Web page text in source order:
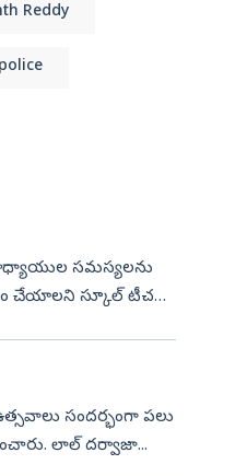
Reddy
సమస్యలను
చేయాలని స్కూల్ టీచర్స్
సందర్భంగా పలు
లాల్ దర్వాజా...